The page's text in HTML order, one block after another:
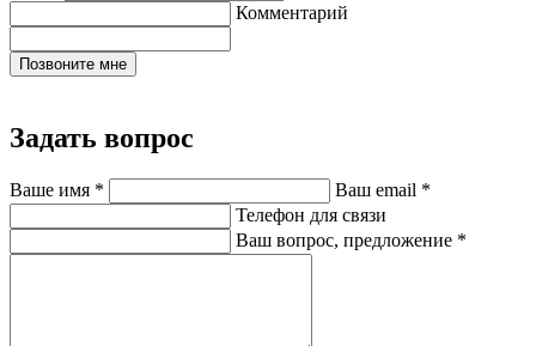
Комментарий
Позвоните мне
Задать вопрос
Ваше имя * Ваш email *
Телефон для связи
Ваш вопрос, предложение *